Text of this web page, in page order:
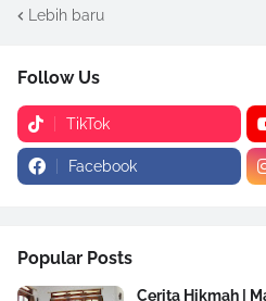
Lebih baru
Follow Us
TikTok
Facebook
Popular Posts
Cerita Hikmah |